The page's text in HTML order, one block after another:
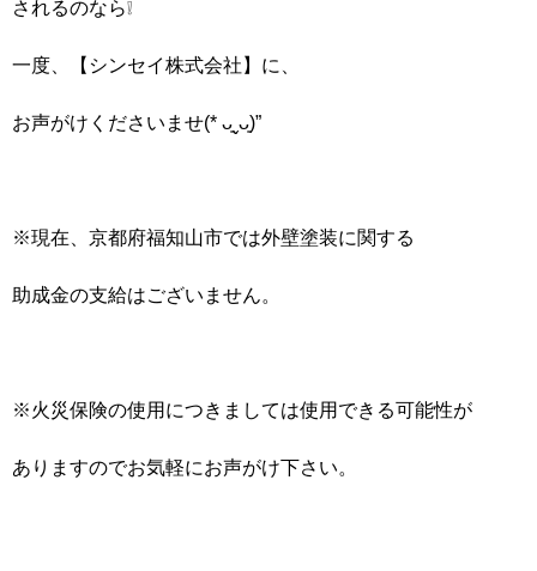
されるのなら❕
一度、【シンセイ株式会社】に、
お声がけくださいませ(* ᴗ͈ˬᴗ͈)”
※現在、京都府福知山市では外壁塗装に関する
助成金の支給はございません。
※火災保険の使用につきましては使用できる可能性が
ありますのでお気軽にお声がけ下さい。